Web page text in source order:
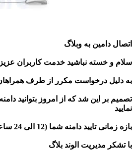
دامین به وبلاگ
و خسته نباشید خدمت کاربران عزیز
درخواست مکرر از طرف همراهان
بر این شد که از امروز بتوانید دامنه
تایید دامنه شما (12 الی 24 ساعت به طول می انجامد)
مدیریت الوند بلاگ